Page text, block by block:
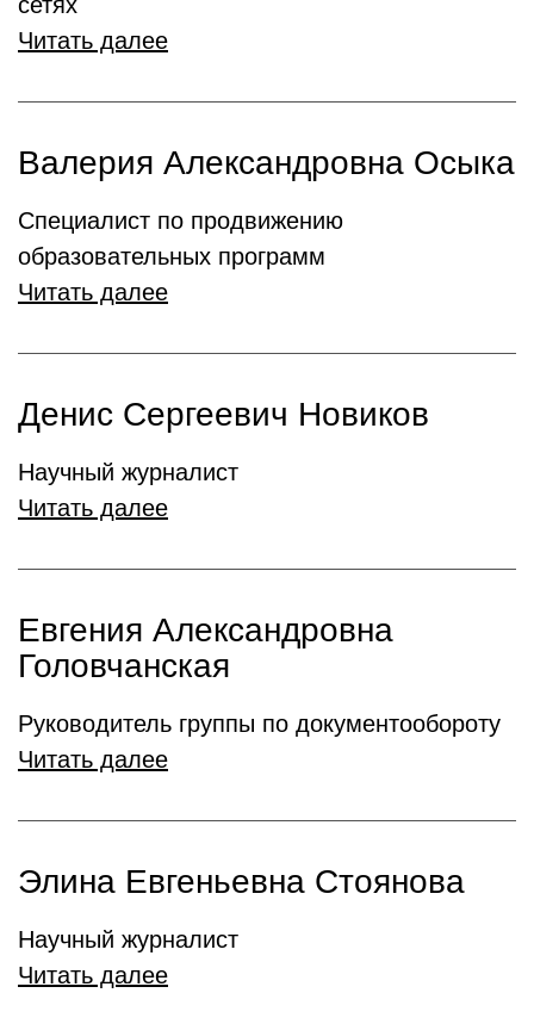
Читать далее
Валерия Александровна Осыка
Специалист по продвижению
образовательных программ
Читать далее
Денис Сергеевич Новиков
Научный журналист
Читать далее
Евгения Александровна
Головчанская
Руководитель группы по документообороту
Читать далее
Элина Евгеньевна Стоянова
Научный журналист
Читать далее